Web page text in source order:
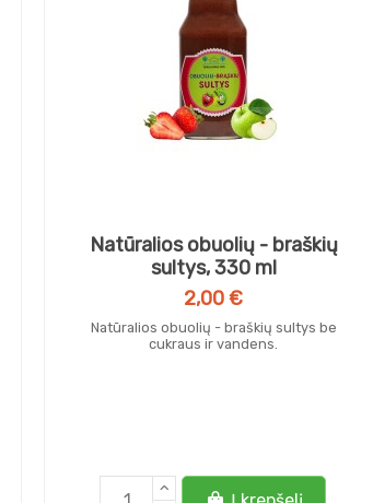
Natūralios obuolių - braškių
sultys, 330 ml
2,00 €
Natūralios obuolių - braškių sultys be
cukraus ir vandens.